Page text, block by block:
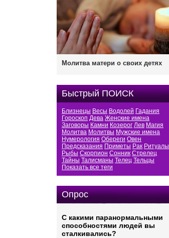
Молитва матери о своих детях
Быстрый ПОИСК
Близнецы Весы Водолей Гадания
Гороскоп Дева Женские имена
Заговоры Камни Козерог Лев Магия
Молитва Молитвы Мужские имена
Нумерология Обереги Овен
Предсказания Приметы Рак Ритуалы
Рыбы Скорпион Сонник Стрелец
Тайны Талисманы Телец Тельцы
Показать все теги
Опрос
С какими паранормальными
способностями людей вы
сталкивались?